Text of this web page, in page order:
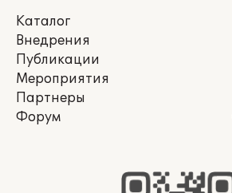
Каталог
Внедрения
Публикации
Мероприятия
Партнеры
Форум